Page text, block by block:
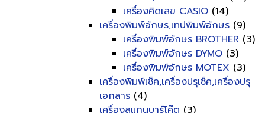
เครื่องคิดเลข CASIO (14)
เครื่องพิมพ์อักษร,เทปพิมพ์อักษร (9)
เครื่องพิมพ์อักษร BROTHER (3)
เครื่องพิมพ์อักษร DYMO (3)
เครื่องพิมพ์อักษร MOTEX (3)
เครื่องพิมพ์เช็ค,เครื่องปรุเช็ค,เครื่องปรุ
เอกสาร (4)
เครื่องสแกนบาร์โค๊ต (3)